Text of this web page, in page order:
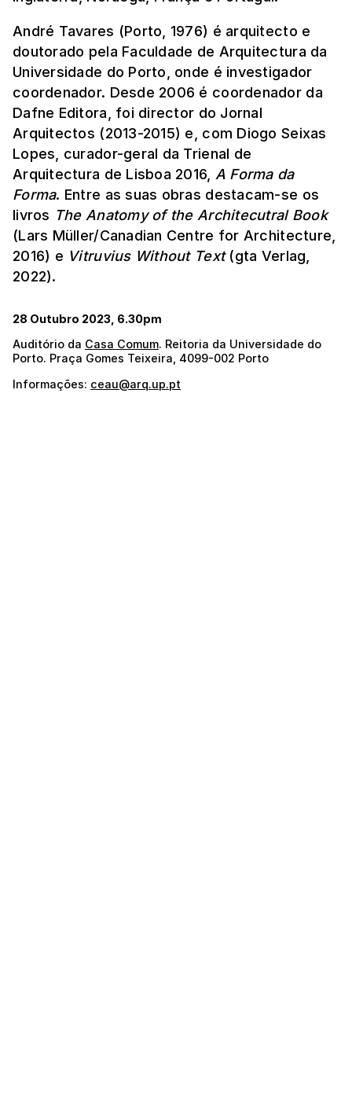
André Tavares (Porto, 1976) é arquitecto e
doutorado pela Faculdade de Arquitectura da
Universidade do Porto, onde é investigador
coordenador. Desde 2006 é coordenador da
Dafne Editora, foi director do Jornal
Arquitectos (2013-2015) e, com Diogo Seixas
Lopes, curador-geral da Trienal de
Arquitectura de Lisboa 2016, A Forma da
Forma. Entre as suas obras destacam-se os
livros The Anatomy of the Architecutral Book
(Lars Müller/Canadian Centre for Architecture,
2016) e Vitruvius Without Text(gta Verlag,
2022).
28 Outubro 2023, 6.30pm
Auditório da Casa Comum. Reitoria da Universidade do
Porto. Praça Gomes Teixeira, 4099-002 Porto
Informações: ceau@arq.up.pt